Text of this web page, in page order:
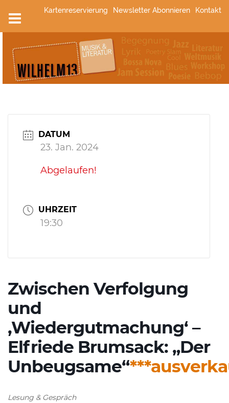
Inhalt
springen
Kartenreservierung Newsletter Abonnieren Kontakt
DATUM
23. Jan. 2024
Abgelaufen!
UHRZEIT
19:30
Zwischen Verfolgung
und
‚Wiedergutmachung‘ –
Elfriede Brumsack: „Der
Unbeugsame“
Lesung & Gespräch